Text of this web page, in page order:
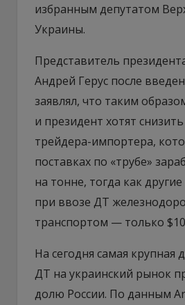
избранным депутатом
Украины.
Представитель
Андрей Герус после
заявлял, что таким
и президент хотят
трейдера-импортера,
поставках по «трубе»
на тонне, тогда как
при ввозе ДТ
транспортом — только
На сегодня самая крупная
ДТ на украинский рынок
долю России. По данным